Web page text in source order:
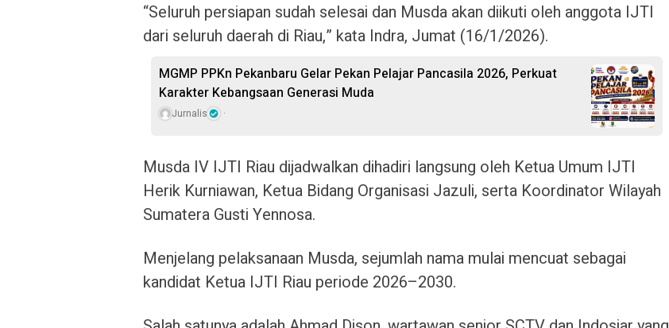
“Seluruh persiapan sudah selesai dan Musda akan diikuti oleh anggota IJTI
dari seluruh daerah di Riau,” kata Indra, Jumat (16/1/2026).
MGMP PPKn Pekanbaru Gelar Pekan Pelajar Pancasila 2026, Perkuat
Karakter Kebangsaan Generasi Muda
Jurnalis
Musda IV IJTI Riau dijadwalkan dihadiri langsung oleh Ketua Umum IJTI
Herik Kurniawan, Ketua Bidang Organisasi Jazuli, serta Koordinator Wilayah
Sumatera Gusti Yennosa.
Menjelang pelaksanaan Musda, sejumlah nama mulai mencuat sebagai
kandidat Ketua IJTI Riau periode 2026–2030.